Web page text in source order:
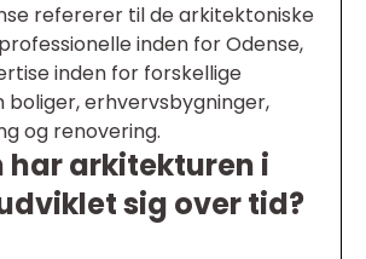
refererer til de arkitektoniske
inden for Odense,
inden for forskellige
boliger, erhvervsbygninger,
og renovering.
har arkitekturen i
sig over tid?